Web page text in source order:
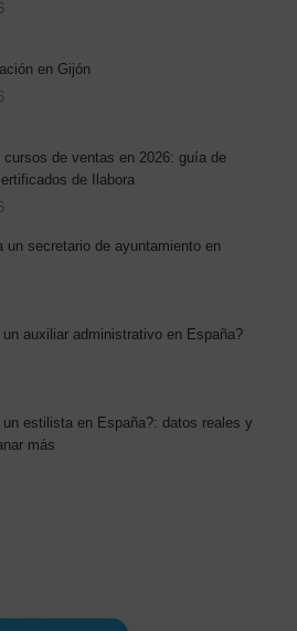
en Gijón
cursos de ventas en 2026: guía de
de Ilabora
un secretario de ayuntamiento en
un auxiliar administrativo en España?
un estilista en España?: datos reales y
más